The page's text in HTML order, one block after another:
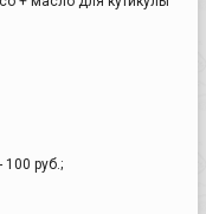
100 руб.;